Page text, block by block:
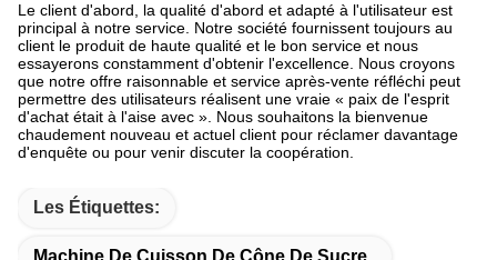
Le client d'abord, la qualité d'abord et adapté à l'utilisateur est
principal à notre service. Notre société fournissent toujours au
client le produit de haute qualité et le bon service et nous
essayerons constamment d'obtenir l'excellence. Nous croyons
que notre offre raisonnable et service après-vente réfléchi peut
permettre des utilisateurs réalisent une vraie « paix de l'esprit
d'achat était à l'aise avec ». Nous souhaitons la bienvenue
chaudement nouveau et actuel client pour réclamer davantage
d'enquête ou pour venir discuter la coopération.
Les Étiquettes:
Machine De Cuisson De Cône De Sucre